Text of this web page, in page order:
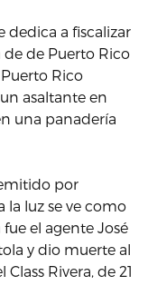
dedica a fiscalizar
de Puerto Rico
Rico
asaltante en
una panadería
por
la luz se ve como
el agente José
y dio muerte al
Rivera, de 21